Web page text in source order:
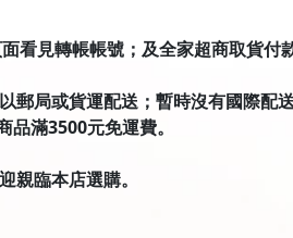
看見轉帳帳號；及全家超商取貨
郵局或貨運配送；暫時沒有國際配
滿3500元免運費。
親臨本店選購。